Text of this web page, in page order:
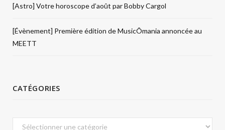
[Astro] Votre horoscope d’août par Bobby Cargol
[Évènement] Première édition de MusicÔmania annoncée au
MEETT
CATÉGORIES
Catégories